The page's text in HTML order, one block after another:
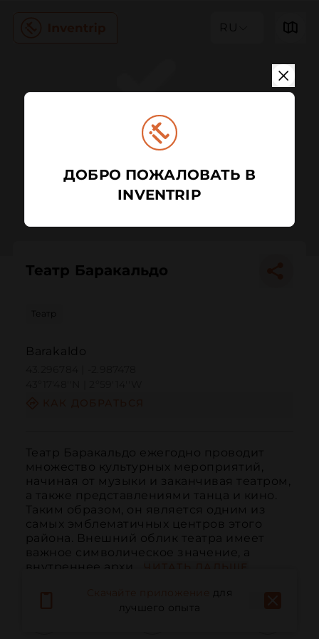
RU
Театр Баракальдо
Театр
Barakaldo
Театр Баракальдо ежегодно проводит
множество культурных мероприятий,
начиная от музыки и заканчивая театром,
а также представлениями танца и кино.
Таким образом, он является одним из
самых эмблематичных центров этого
района. Внешний облик театра имеет
важное символическое значение, а
внутреннее архи...
для
лучшего опыта
ДОБРО ПОЖАЛОВАТЬ В
INVENTRIP